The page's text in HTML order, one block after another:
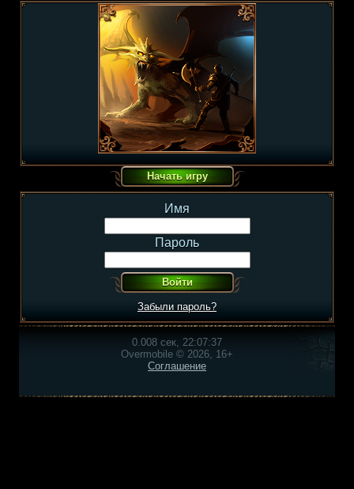
Имя
Пароль
Забыли пароль?
0.008 сек, 22:07:37
Overmobile © 2026, 16+
Соглашение